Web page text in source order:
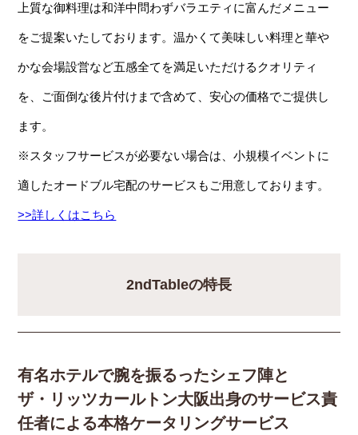
上質な御料理は和洋中問わずバラエティに富んだメニュー
をご提案いたしております。温かくて美味しい料理と華や
かな会場設営など五感全てを満足いただけるクオリティ
を、ご面倒な後片付けまで含めて、安心の価格でご提供し
ます。
※スタッフサービスが必要ない場合は、小規模イベントに
適したオードブル宅配のサービスもご用意しております。
>>詳しくはこちら
2ndTableの特長
有名ホテルで腕を振るったシェフ陣と
ザ・リッツカールトン大阪出身のサービス責
任者による本格ケータリングサービス